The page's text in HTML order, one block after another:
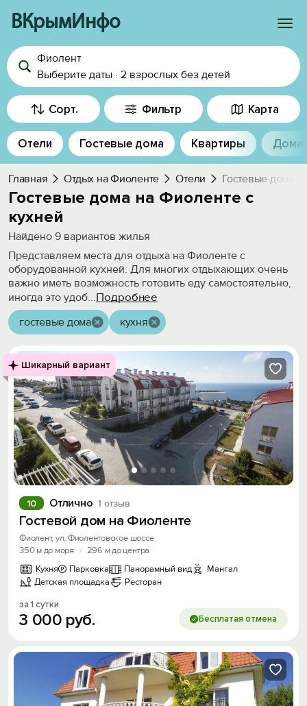
ВКрымИнфо
Войти
Избранное
История просмотра
Добавить свой объект
Фиолент
Выберите даты · 2 взрослых без детей
Сорт. Фильтр Карта
Отели Гостевые дома Квартиры Дома
Главная Отдых на Фиоленте Отели Гостевые дома с
Гостевые дома на Фиоленте с
кухней
Найдено 9 вариантов жилья
Представляем места для отдыха на Фиоленте с
оборудованной кухней. Для многих отдыхающих очень
важно иметь возможность готовить еду самостоятельно,
иногда это удоб...Подробнее
гостевые дома кухня
Шикарный вариант
Отлично 1 отзыв
10
Гостевой дом на Фиоленте
Фиолент, ул. Фиолентовское шоссе
350 м до моря
· 296 м до центра
Кухня
Парковка Панорамный вид
Мангал
Детская площадка
Ресторан
за 1 сутки
3 000 руб. Бесплатая отмена